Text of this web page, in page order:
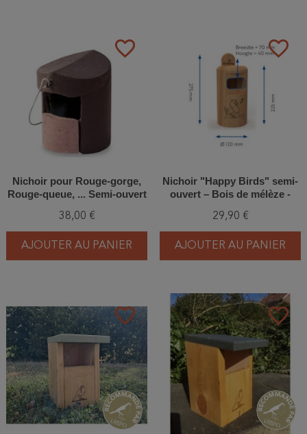
favorite_border
Nichoir pour Rouge-gorge,
Rouge-queue, ... Semi-ouvert
(2H - 152/8)
38,00 €
AJOUTER AU PANIER
favorite_border
Nichoir "Happy Birds" semi-
ouvert – Bois de mélèze -
29,90 €
AJOUTER AU PANIER
favorite_border favorite_border